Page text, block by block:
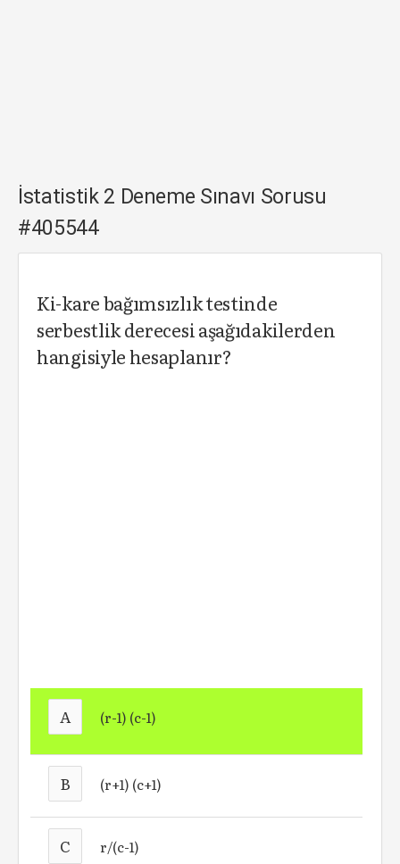
İstatistik 2 Deneme Sınavı Sorusu
#405544
Ki-kare bağımsızlık testinde
serbestlik derecesi aşağıdakilerden
hangisiyle hesaplanır?
A (r-1) (c-1)
B (r+1) (c+1)
C r/(c-1)